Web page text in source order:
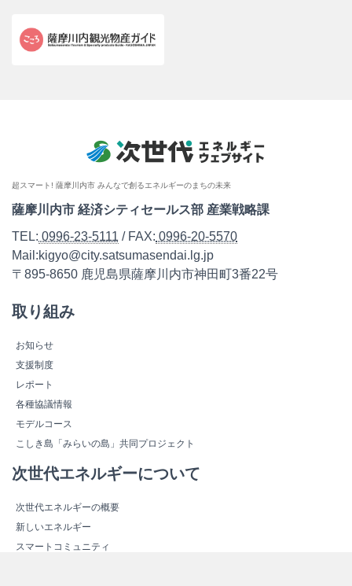
超スマート! 薩摩川内市 みんなで創るエネルギーのまちの未来
薩摩川内市 経済シティセールス部 産業戦略課
TEL: 0996-23-5111 / FAX: 0996-20-5570
Mail:kigyo@city.satsumasendai.lg.jp
〒895-8650 鹿児島県薩摩川内市神田町3番22号
取り組み
お知らせ
支援制度
レポート
各種協議情報
モデルコース
こしき島「みらいの島」共同プロジェクト
次世代エネルギーについて
次世代エネルギーの概要
新しいエネルギー
スマートコミュニティ